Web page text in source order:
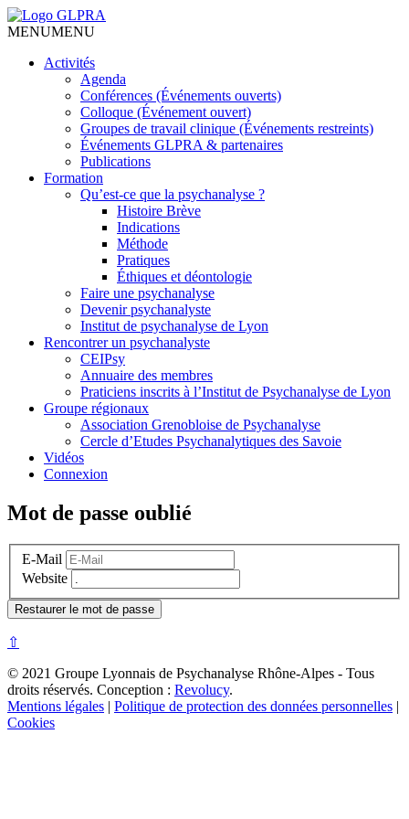
MENUMENU
Activités
Agenda
Conférences (Événements ouverts)
Colloque (Événement ouvert)
Groupes de travail clinique (Événements restreints)
Événements GLPRA & partenaires
Publications
Formation
Qu’est-ce que la psychanalyse ?
Histoire Brève
Indications
Méthode
Pratiques
Éthiques et déontologie
Faire une psychanalyse
Devenir psychanalyste
Institut de psychanalyse de Lyon
Rencontrer un psychanalyste
CEIPsy
Annuaire des membres
Praticiens inscrits à l’Institut de Psychanalyse de Lyon
Groupe régionaux
Association Grenobloise de Psychanalyse
Cercle d’Etudes Psychanalytiques des Savoie
Vidéos
Connexion
Mot de passe oublié
E-Mail
Website
⇧
© 2021 Groupe Lyonnais de Psychanalyse Rhône-Alpes - Tous
droits réservés. Conception : Revolucy.
Mentions légales | Politique de protection des données personnelles |
Cookies